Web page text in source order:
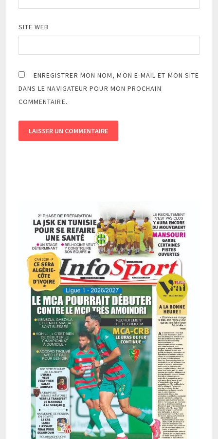
SITE WEB
ENREGISTRER MON NOM, MON E-MAIL ET MON SITE
DANS LE NAVIGATEUR POUR MON PROCHAIN
COMMENTAIRE.